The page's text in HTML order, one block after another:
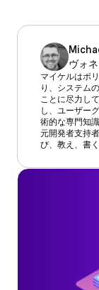
ヴォ
マイケルはポ
り、システム
ことに尽力し
し、ユーザー
術的な専門知
元開発者支持
び、教え、書